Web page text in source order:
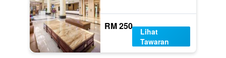
RM 250
Lihat
Tawaran